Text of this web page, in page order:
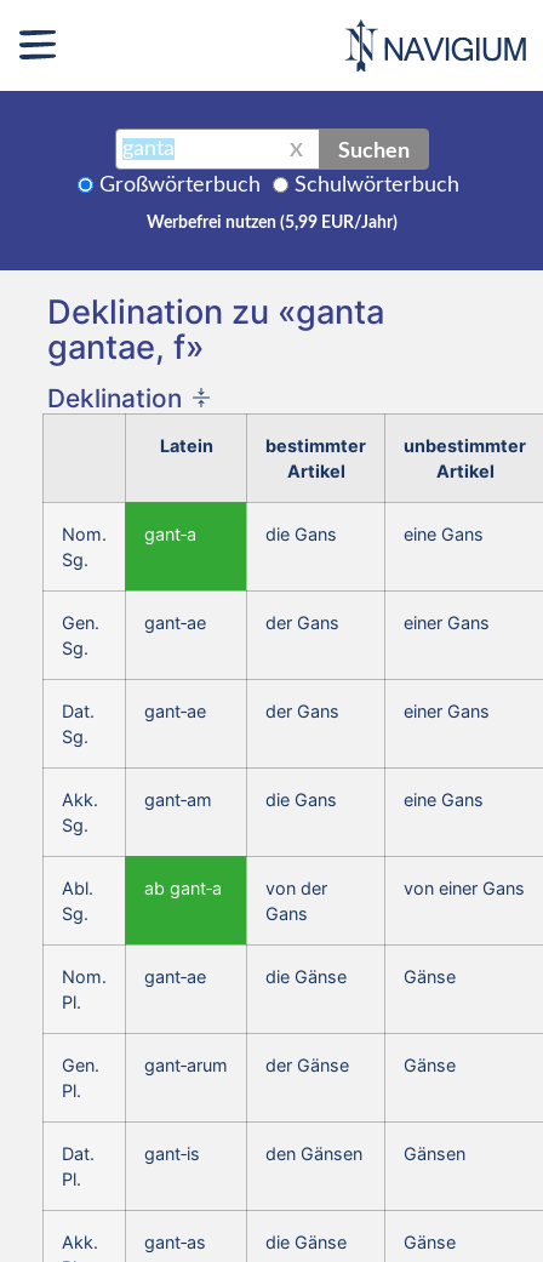
X Suchen
Großwörterbuch Schulwörterbuch
Werbefrei nutzen (5,99 EUR/Jahr)
Deklination zu «ganta
gantae, f»
Deklination
Latein
bestimmter
Artikel
unbestimmter
Artikel
Nom.
Sg.
gant‑a die Gans eine Gans
Gen.
Sg.
gant‑ae der Gans einer Gans
Dat.
Sg.
gant‑ae der Gans einer Gans
Akk.
Sg.
gant‑am die Gans eine Gans
Abl.
Sg.
ab gant‑a
von der
Gans
von einer Gans
Nom.
Pl.
gant‑ae die Gänse Gänse
Gen.
Pl.
gant‑arum der Gänse Gänse
Dat.
Pl.
gant‑is den Gänsen Gänsen
Akk.
gant‑as die Gänse Gänse